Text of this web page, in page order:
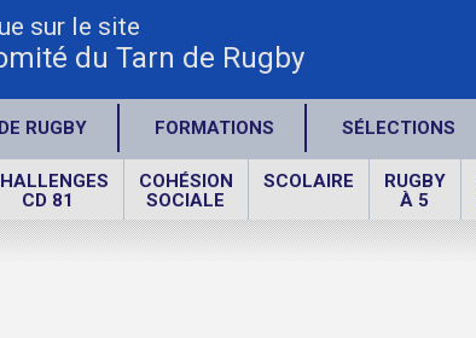
sur le site
du Tarn de Rugby
RUGBY FORMATIONS SÉLECTIONS
CD 81
COHÉSION
SOCIALE
SCOLAIRE
RUGBY
À 5